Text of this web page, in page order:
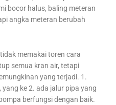
bocor halus, baling meteran
angka meteran berubah
memakai toren cara
semua kran air, tetapi
yang terjadi. 1.
ke 2. ada jalur pipa yang
berfungsi dengan baik.